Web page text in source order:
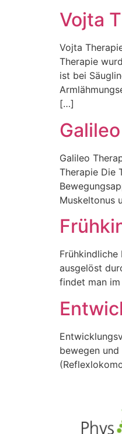
Vojta
Vojta
Therapie
ist bei
[…]
Galileo
Therapie Die
Muskeltonus
Frühkindliche
ausgelöst
findet man
bewegen